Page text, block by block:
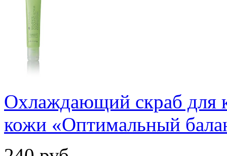
Охлаждающий скраб для
кожи «Оптимальный